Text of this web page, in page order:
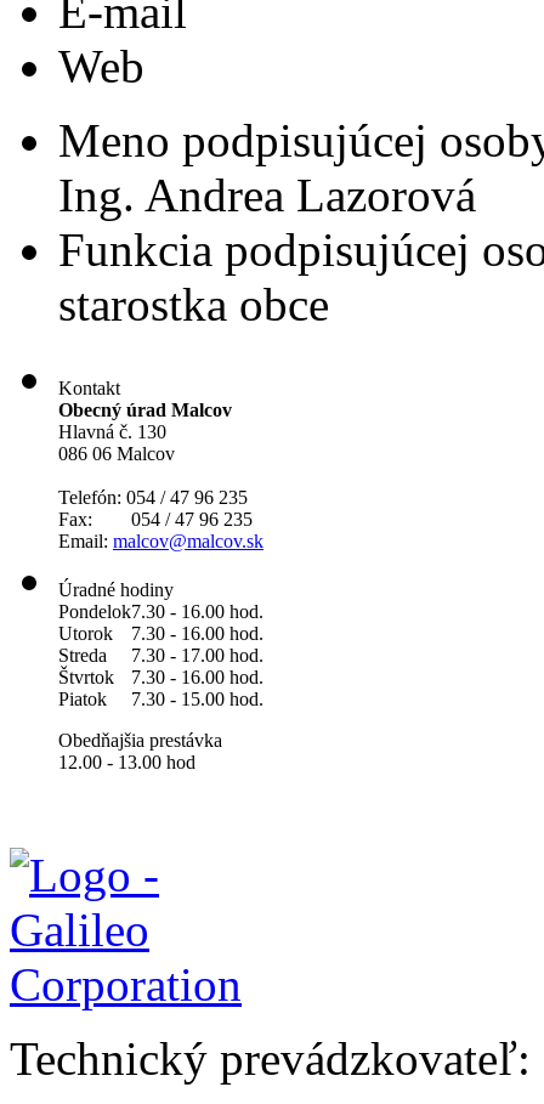
E-mail
Web
Meno podpisujúcej
Ing. Andrea Lazorová
Funkcia podpisujúcej
starostka obce
Kontakt
Obecný úrad Malcov
Hlavná č. 130
086 06 Malcov
Telefón: 054 / 47 96 235
Fax: 054 / 47 96 235
Email: malcov@malcov.sk
Úradné hodiny
Pondelok7.30 - 16.00 hod.
Utorok
7.30 - 16.00 hod.
Streda
7.30 - 17.00 hod.
Štvrtok
7.30 - 16.00 hod.
Piatok
7.30 - 15.00 hod.
Obedňajšia prestávka
12.00 - 13.00 hod
Technický prevádzkovateľ: